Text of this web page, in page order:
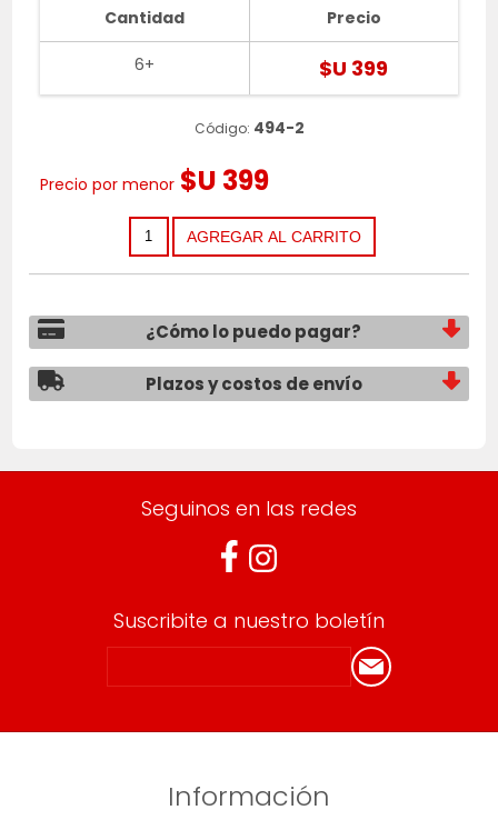
Cantidad
6+
Precio
$U 399
Código: 494-2
Precio por menor $U 399
¿Cómo lo puedo pagar?
Plazos y costos de envío
Seguinos en las redes
Suscribite a nuestro boletín
Información